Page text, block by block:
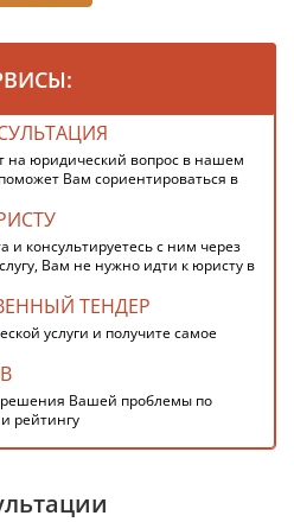
на юридический вопрос в нашем
Вам сориентироваться в
и консультируетесь с ним через
Вам не нужно идти к юристу в
ТЕНДЕР
услуги и получите самое
решения Вашей проблемы по
рейтингу